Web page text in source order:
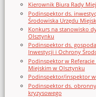
Kierownik Biura Rady
Podinspektor ds.
Środowiska Urzędu
Konkurs na stanowisko
Olsztynku
Podinspektor ds.
Inwestycji i Ochrony
Podinspektor w
Miejskim w Olsztynku
Podinspektor/inspektor
Podinspektor ds.
kryzysowego